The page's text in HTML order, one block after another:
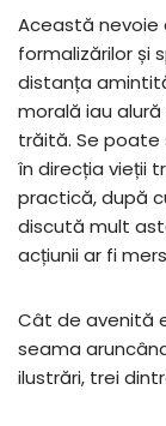
Această nevoie
formalizărilor și
distanța
morală iau
trăită. Se
în direcția vieții
practică, după
discută mult
acțiunii ar fi
Cât de avenită
seama
ilustrări, trei